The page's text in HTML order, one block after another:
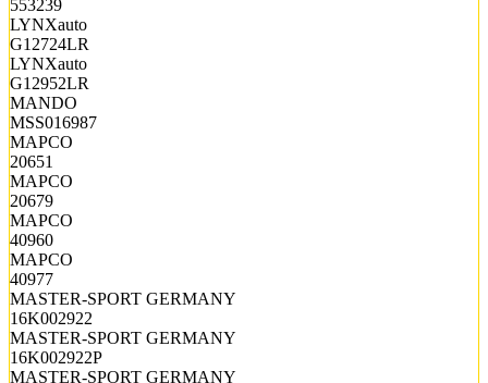
553239
LYNXauto
G12724LR
LYNXauto
G12952LR
MANDO
MSS016987
MAPCO
20651
MAPCO
20679
MAPCO
40960
MAPCO
40977
MASTER-SPORT GERMANY
16K002922
MASTER-SPORT GERMANY
16K002922P
MASTER-SPORT GERMANY